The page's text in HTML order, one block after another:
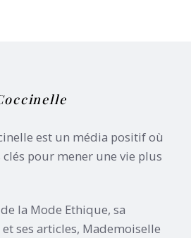
est un média positif où
pour mener une vie plus
la Mode Ethique, sa
ses articles, Mademoiselle